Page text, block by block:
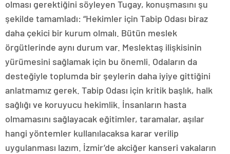
olması gerektiğini söyleyen Tugay, konuşmasını şu
şekilde tamamladı: “Hekimler için Tabip Odası biraz
daha çekici bir kurum olmalı. Bütün meslek
örgütlerinde aynı durum var. Meslektaş ilişkisinin
yürümesini sağlamak için bu önemli. Odaların da
desteğiyle toplumda bir şeylerin daha iyiye gittiğini
anlatmamız gerek. Tabip Odası için kritik başlık, halk
sağlığı ve koruyucu hekimlik. İnsanların hasta
olmamasını sağlayacak eğitimler, taramalar, aşılar
hangi yöntemler kullanılacaksa karar verilip
uygulanması lazım. İzmir’de akciğer kanseri vakaların